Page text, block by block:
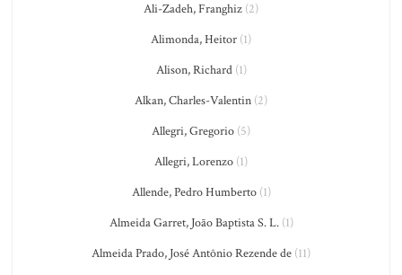
Ali-Zadeh, Franghiz (2)
Alimonda, Heitor (1)
Alison, Richard(1)
Alkan, Charles-Valentin (2)
Allegri, Gregorio (5)
Allegri, Lorenzo (1)
Allende, Pedro Humberto(1)
Almeida Garret, João Baptista S. L.(1)
Almeida Prado, José Antônio Rezende de (11)